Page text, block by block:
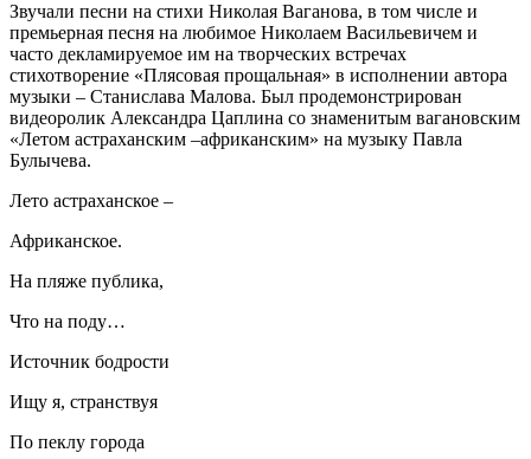
Звучали песни на стихи Николая Ваганова, в том числе и
премьерная песня на любимое Николаем Васильевичем и
часто декламируемое им на творческих встречах
стихотворение «Плясовая прощальная» в исполнении автора
музыки – Станислава Малова. Был продемонстрирован
видеоролик Александра Цаплина со знаменитым вагановским
«Летом астраханским –африканским» на музыку Павла
Булычева.
Лето астраханское –
Африканское.
На пляже публика,
Что на поду…
Источник бодрости
Ищу я, странствуя
По пеклу города